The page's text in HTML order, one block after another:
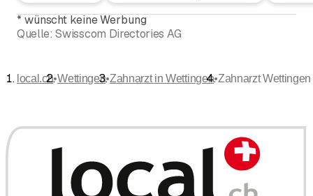
* wünscht keine Werbung
Quelle: Swisscom Directories AG
local.ch•Wettingen•Zahnarzt in Wettingen•Zahnarzt